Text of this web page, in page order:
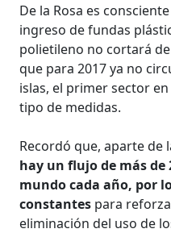
De la Rosa es
ingreso de fundas
polietileno no cortará
que para 2017 ya no
islas, el primer sector
tipo de medidas.
Recordó que, aparte de
hay un flujo de más de
mundo cada año, por
constantes para
eliminación del uso de